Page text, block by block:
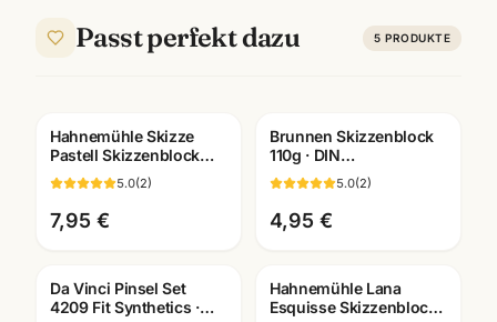
Passt perfekt dazu 5 PRODUKTE
Hahnemühle Skizze
Pastell Skizzenblock
130g · A3/A4/A5 ·
Künstlerbedarf
Mannheim
5.0(2)
7,95 €
Brunnen Skizzenblock
110g · DIN
A2/A3/A4/A5/A6
wählbar ·
Künstlerbedarf
Mannheim
5.0(2)
4,95 €
Da Vinci Pinsel Set
4209 Fit Synthetics ·
Hahnemühle Lana
Esquisse Skizzenblock